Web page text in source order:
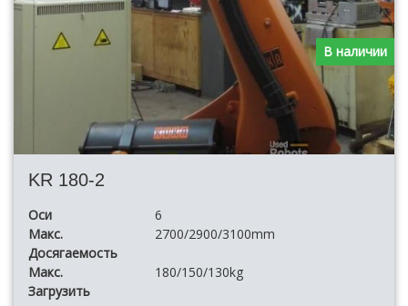
KR 180-2
Оси
6
Макс.
Досягаемость
2700/2900/3100mm
Макс.
Загрузить
180/150/130kg
В наличии